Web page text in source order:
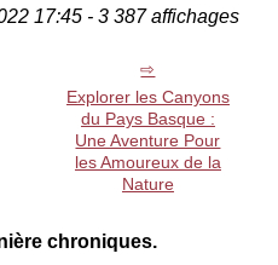
17:45 - 3 387 affichages
Explorer les Canyons
du Pays Basque :
Une Aventure Pour
les Amoureux de la
Nature
chroniques.